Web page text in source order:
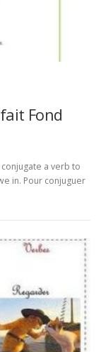
Fond
a verb to
in. Pour conjuguer